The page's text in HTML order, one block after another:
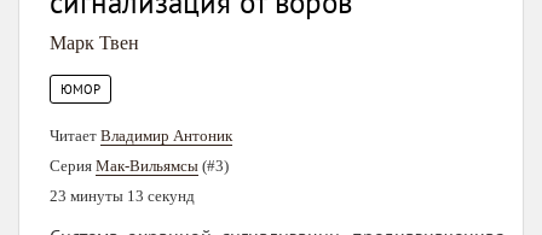
Марк Твен
ЮМОР
Читает Владимир Антоник
Серия Мак-Вильямсы (#3)
23 минуты 13 секунд